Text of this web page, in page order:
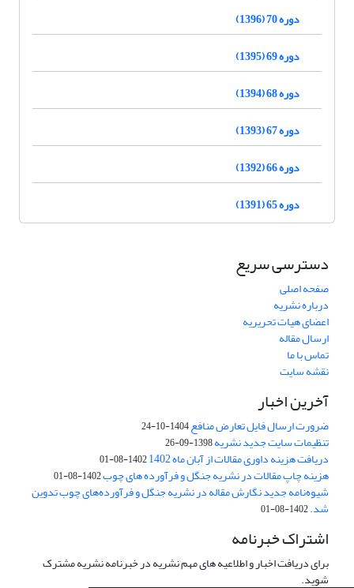
دوره 70 (1396)
دوره 69 (1395)
دوره 68 (1394)
دوره 67 (1393)
دوره 66 (1392)
دوره 65 (1391)
دسترسی سریع
صفحه اصلی
درباره نشریه
اعضای هیات تحریریه
ارسال مقاله
تماس با ما
نقشه سایت
آخرین اخبار
ضرورت ارسال فایل تعارض منافع1404-10-24
تنظیمات سایت جدید نشریه1398-09-26
دریافت هزینه داوری مقالات از آبان ماه 1402 1402-08-01
هزینه چاپ مقالات در نشریه جنگل و فرآورده های چوب1402-08-01
شیوه‌نامه جدید نگارش مقاله در نشریه جنگل و فرآورده‌های چوب تدوین
شد.1402-08-01
اشتراک خبرنامه
برای دریافت اخبار و اطلاعیه های مهم نشریه در خبرنامه نشریه مشترک
شوید.